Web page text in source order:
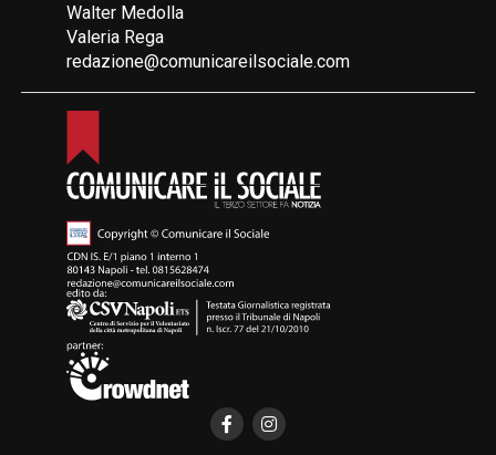
Walter Medolla
Valeria Rega
redazione@comunicareilsociale.com